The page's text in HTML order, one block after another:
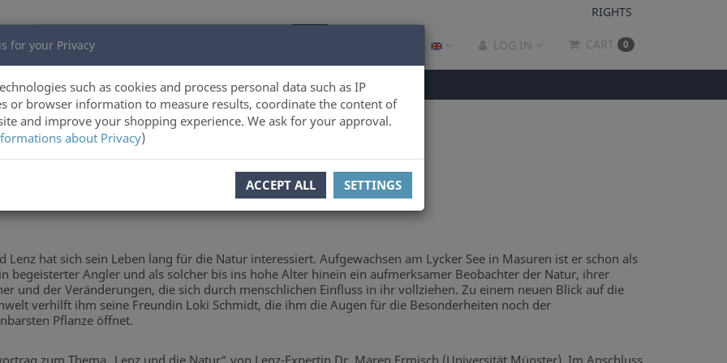
for your Privacy
such as cookies and process personal data such as IP
or browser information to measure results, coordinate the content of
and improve your shopping experience. We ask for your approval.
about Privacy)
ACCEPT ALL SETTINGS
RIGHTS
LOG IN CART 0
Verlag Online-Shop
Lenz hat sich sein Leben lang für die Natur interessiert. Aufgewachsen am Lycker See in Masuren ist er schon als
begeisterter Angler und als solcher bis ins hohe Alter hinein ein aufmerksamer Beobachter der Natur, ihrer
und der Veränderungen, die sich durch menschlichen Einfluss in ihr vollziehen. Zu einem neuen Blick auf die
verhilft ihm seine Freundin Loki Schmidt, die ihm die Augen für die Besonderheiten noch der
Pflanze öffnet.